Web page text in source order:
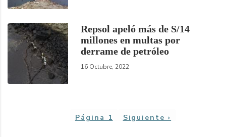
Repsol apeló más de S/14
millones en multas por
derrame de petróleo
16 Octubre, 2022
Página 1 Siguiente
página
Siguiente ›